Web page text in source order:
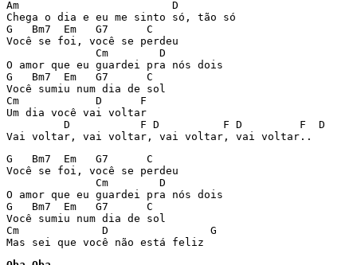
Am                        D
Chega o dia e eu me sinto só, tão só
G   Bm7  Em   G7      C
Você se foi, você se perdeu
              Cm        D
O amor que eu guardei pra nós dois
G   Bm7  Em   G7      C
Você sumiu num dia de sol
Cm            D      F
Um dia você vai voltar
         D           F D          F D         F  D
Vai voltar, vai voltar, vai voltar, vai voltar..
G   Bm7  Em   G7      C
Você se foi, você se perdeu
              Cm        D
O amor que eu guardei pra nós dois
G   Bm7  Em   G7      C
Você sumiu num dia de sol
Cm             D                G
Mas sei que você não está feliz